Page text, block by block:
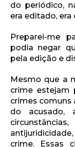
do periódico,
era editado, era
Preparei-me
podia negar
pela edição e
Mesmo que a
crime estejam
crimes comuns
do acusado,
crime. Essas